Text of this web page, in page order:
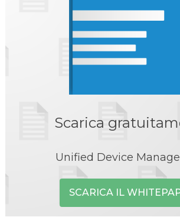
Scarica
Unified Device
SCARICA IL